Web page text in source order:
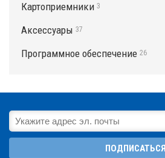
Картоприемники 3
Аксессуары 37
Программное обеспечение 26
ПОДПИСАТЬСЯ